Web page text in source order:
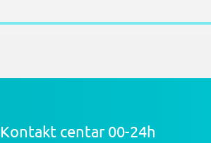
Kontakt centar 00-24h